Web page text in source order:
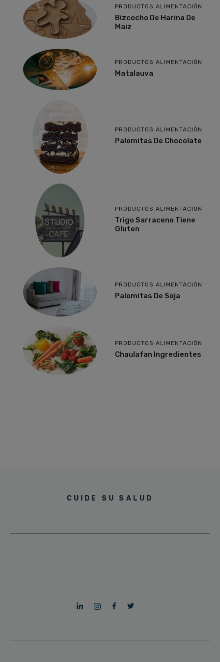
PRODUCTOS ALIMENTACIÓN
Bizcocho De Harina De
Maiz
PRODUCTOS ALIMENTACIÓN
Matalauva
PRODUCTOS ALIMENTACIÓN
Palomitas De Chocolate
PRODUCTOS ALIMENTACIÓN
Trigo Sarraceno Tiene
Gluten
PRODUCTOS ALIMENTACIÓN
Palomitas De Soja
PRODUCTOS ALIMENTACIÓN
Chaulafan Ingredientes
CUIDE SU SALUD